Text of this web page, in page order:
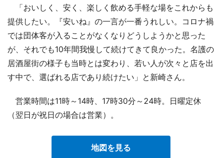
「おいしく、安く、楽しく飲める手軽な場をこれからも
提供したい。『安いね』の一言が一番うれしい。コロナ禍
では団体客が入ることがなくなりどうしようかと思った
が、それでも10年間我慢して続けてきて良かった。名護の
居酒屋街の様子も当時とは変わり、若い人が次々と店を出
す中で、選ばれる店であり続けたい」と新崎さん。
営業時間は11時～14時、17時30分～24時。日曜定休
（翌日が祝日の場合は営業）。
地図を見る